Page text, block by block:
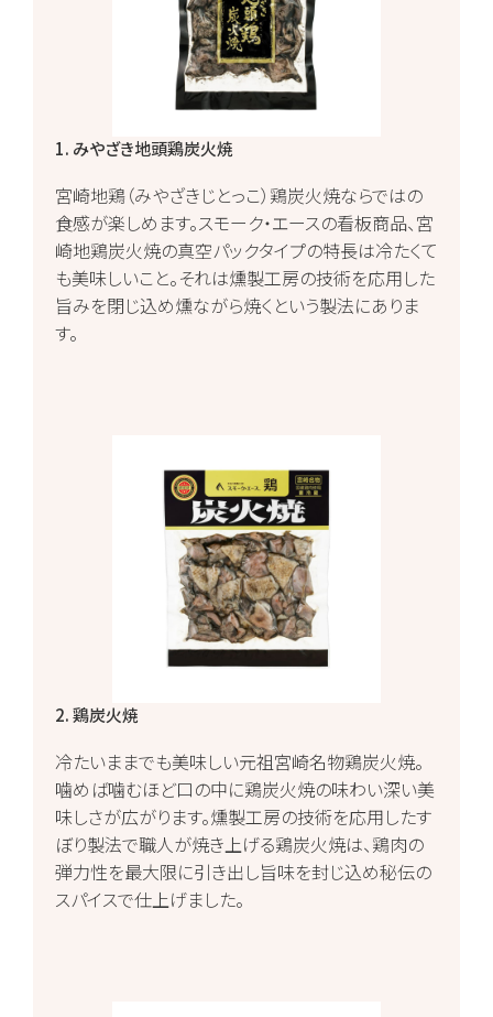
1. みやざき地頭鶏炭火焼
宮崎地鶏（みやざきじとっこ）鶏炭火焼ならではの
食感が楽しめます。スモーク・エースの看板商品、宮
崎地鶏炭火焼の真空パックタイプの特長は冷たくて
も美味しいこと。それは燻製工房の技術を応用した
旨みを閉じ込め燻ながら焼くという製法にありま
す。
2. 鶏炭火焼
冷たいままでも美味しい元祖宮崎名物鶏炭火焼。
噛めば噛むほど口の中に鶏炭火焼の味わい深い美
味しさが広がります。燻製工房の技術を応用したす
ぼり製法で職人が焼き上げる鶏炭火焼は、鶏肉の
弾力性を最大限に引き出し旨味を封じ込め秘伝の
スパイスで仕上げました。